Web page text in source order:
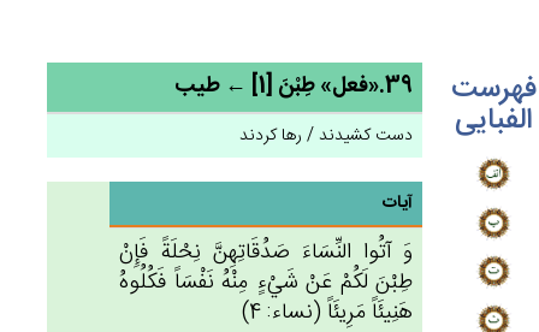
فهرست
الفبایی
39.«فعل» طِبْن‌َ [1] ← طیب
دست کشیدند / رها کردند
آیات
وَ آتُوا النِّسَاءَ صَدُقَاتِهِن‌َّ نِحْلَة‌ً فَإِنْ‌
طِبْن‌َ لَكُم‌ْ عَنْ‌ شَي‌ْءٍ مِنْه‌ُ نَفْسَاً فَكُلُوه‌ُ
هَنِيئَاً مَرِيئَاً (نساء: 4)